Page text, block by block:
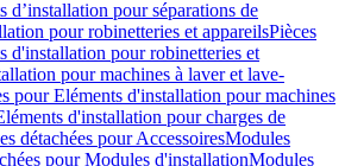
d’installation pour séparations de
pour robinetteries et appareilsPièces
d'installation pour robinetteries et
pour machines à laver et lave-
pour Eléments d'installation pour machines
d'installation pour charges de
détachées pour AccessoiresModules
pour Modules d'installationModules